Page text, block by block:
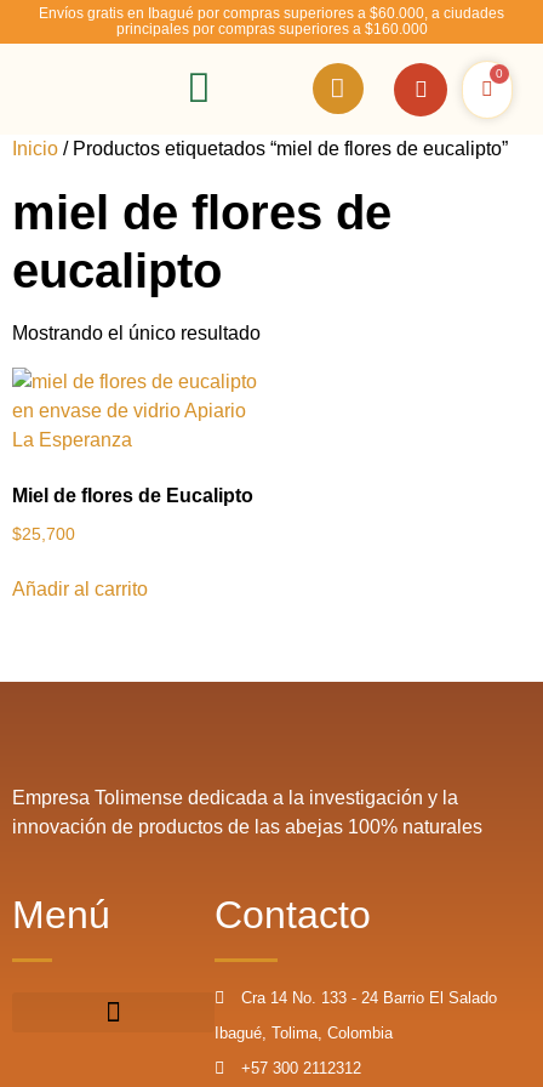
Envíos gratis en Ibagué por compras superiores a $60.000, a ciudades
principales por compras superiores a $160.000
0
Inicio / Productos etiquetados “miel de flores de eucalipto”
miel de flores de
eucalipto
Mostrando el único resultado
Miel de flores de Eucalipto
$25,700
Añadir al carrito
Empresa Tolimense dedicada a la investigación y la
innovación de productos de las abejas 100% naturales
Menú Contacto
Cra 14 No. 133 - 24 Barrio El Salado
Ibagué, Tolima, Colombia
+57 300 2112312